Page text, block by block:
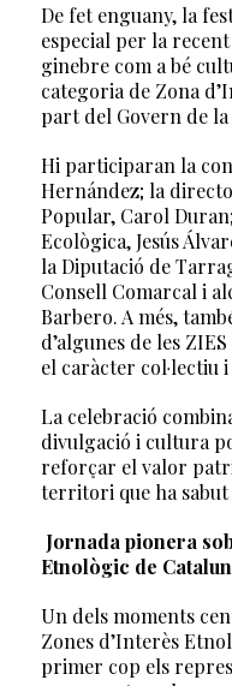
De fet enguany, la
especial per la
ginebre com a bé
categoria de Zona
part del Govern de
Hi participaran la
Hernández; la
Popular, Carol
Ecològica, Jesús
la Diputació de
Consell Comarcal i
Barbero. A més,
d’algunes de les
el caràcter
La celebració
divulgació i cultura
reforçar el valor
territori que ha
Jornada pionera
Etnològic de
Un dels moments
Zones d’Interès
primer cop els